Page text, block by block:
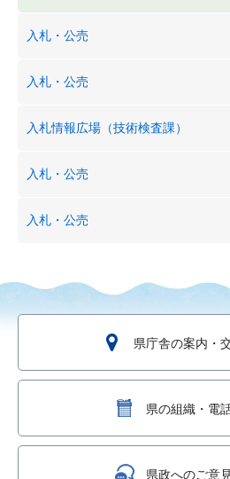
入札・公売
入札・公売
入札情報広場（技術検査課）
入札・公売
入札・公売
県庁舎の案内・
県の組織・電
県政へのご意